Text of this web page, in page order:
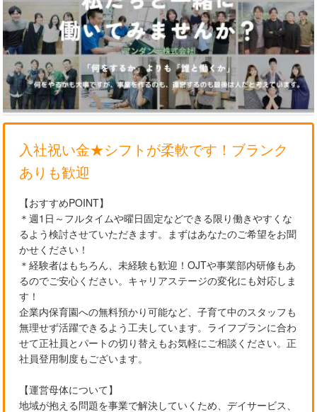
入社祝い金★シフトが柔軟です！ブランク
ありも歓迎
【おすすめPOINT】
＊週1日～フルタイムや曜日固定などできる限り働きやすくな
るよう検討させていただきます。まずはあなたのご希望をお聞
かせください！
＊経験者はもちろん、未経験も歓迎！OJTや事業部内研修もあ
るのでご安心ください。キャリアステージの変化にも対応しま
す！
企業内保育園への無料預かり可能など、子育て中のスタッフも
無理せず活躍できるよう工夫しています。ライフプランに合わ
せて正社員とパートの切り替えもお気軽にご相談ください。正
社員登用制度もございます。
【運営母体について】
地域が抱える問題を事業で解決していくため、デイサービス、